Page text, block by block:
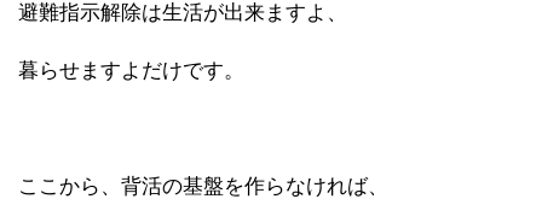
避難指示解除は生活が出来ますよ、
暮らせますよだけです。
ここから、背活の基盤を作らなければ、